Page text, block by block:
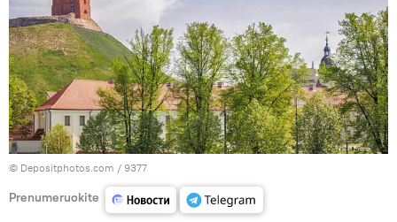
© Depositphotos.com / 9377
Prenumeruokite